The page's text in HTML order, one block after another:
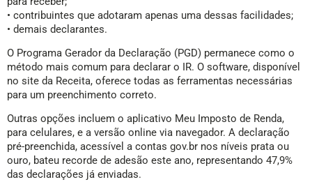
• contribuintes que adotaram apenas uma dessas facilidades;
• demais declarantes.
O Programa Gerador da Declaração (PGD) permanece como o
método mais comum para declarar o IR. O software, disponível
no site da Receita, oferece todas as ferramentas necessárias
para um preenchimento correto.
Outras opções incluem o aplicativo Meu Imposto de Renda,
para celulares, e a versão online via navegador. A declaração
pré-preenchida, acessível a contas gov.br nos níveis prata ou
ouro, bateu recorde de adesão este ano, representando 47,9%
das declarações já enviadas.